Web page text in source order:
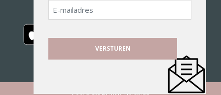
E-
mailadres